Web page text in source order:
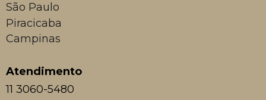
São Paulo
Piracicaba
Campinas
Atendimento
11 3060-5480